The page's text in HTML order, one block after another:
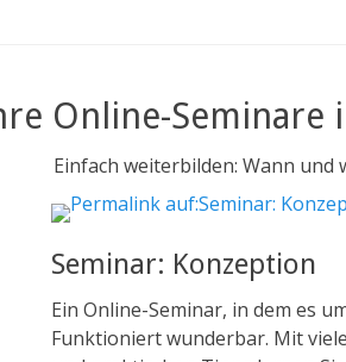
Online-Seminare
Einfach weiterbilden: Wann und
Seminar: Konzeption
Ein Online-Seminar, in dem es
Funktioniert wunderbar. Mit